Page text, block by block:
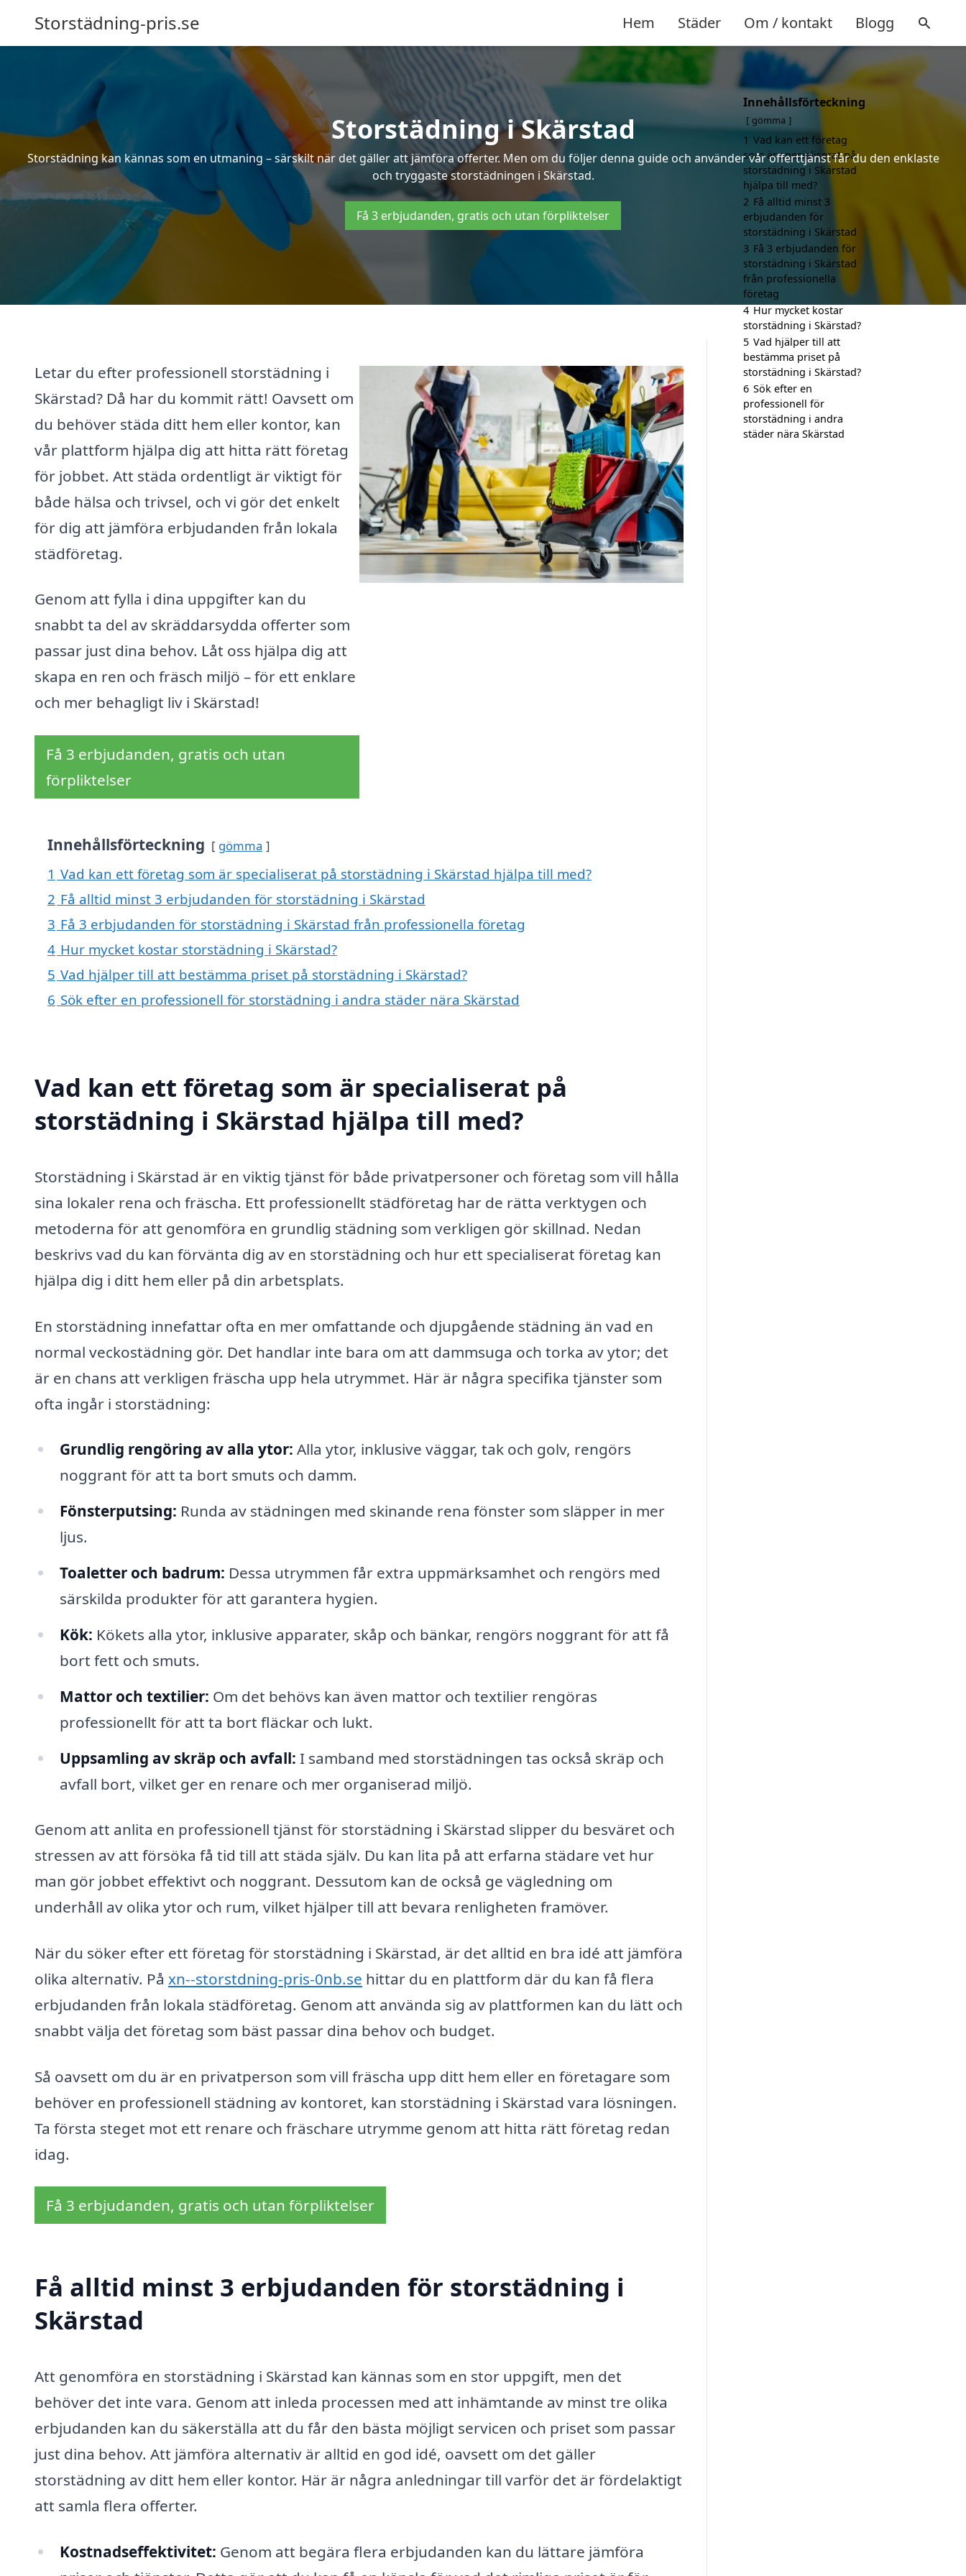
Storstädning-pris.se Hem Städer Om / kontakt Blogg
Storstädning i Skärstad
Storstädning kan kännas som en utmaning – särskilt när det gäller att jämföra offerter. Men om du följer denna guide och använder vår offerttjänst får du den enklaste
och tryggaste storstädningen i Skärstad.
Få 3 erbjudanden, gratis och utan förpliktelser
Letar du efter professionell storstädning i
Skärstad? Då har du kommit rätt! Oavsett om
du behöver städa ditt hem eller kontor, kan
vår plattform hjälpa dig att hitta rätt företag
för jobbet. Att städa ordentligt är viktigt för
både hälsa och trivsel, och vi gör det enkelt
för dig att jämföra erbjudanden från lokala
städföretag.
Genom att fylla i dina uppgifter kan du
snabbt ta del av skräddarsydda offerter som
passar just dina behov. Låt oss hjälpa dig att
skapa en ren och fräsch miljö – för ett enklare
och mer behagligt liv i Skärstad!
Få 3 erbjudanden, gratis och utan
förpliktelser
Innehållsförteckning gömma
1 Vad kan ett företag som är specialiserat på storstädning i Skärstad hjälpa till med?
2 Få alltid minst 3 erbjudanden för storstädning i Skärstad
3 Få 3 erbjudanden för storstädning i Skärstad från professionella företag
4 Hur mycket kostar storstädning i Skärstad?
5 Vad hjälper till att bestämma priset på storstädning i Skärstad?
6 Sök efter en professionell för storstädning i andra städer nära Skärstad
Vad kan ett företag som är specialiserat på
storstädning i Skärstad hjälpa till med?
Storstädning i Skärstad är en viktig tjänst för både privatpersoner och företag som vill hålla
sina lokaler rena och fräscha. Ett professionellt städföretag har de rätta verktygen och
metoderna för att genomföra en grundlig städning som verkligen gör skillnad. Nedan
beskrivs vad du kan förvänta dig av en storstädning och hur ett specialiserat företag kan
hjälpa dig i ditt hem eller på din arbetsplats.
En storstädning innefattar ofta en mer omfattande och djupgående städning än vad en
normal veckostädning gör. Det handlar inte bara om att dammsuga och torka av ytor; det
är en chans att verkligen fräscha upp hela utrymmet. Här är några specifika tjänster som
ofta ingår i storstädning:
Grundlig rengöring av alla ytor: Alla ytor, inklusive väggar, tak och golv, rengörs
noggrant för att ta bort smuts och damm.
Fönsterputsing: Runda av städningen med skinande rena fönster som släpper in mer
ljus.
Toaletter och badrum: Dessa utrymmen får extra uppmärksamhet och rengörs med
särskilda produkter för att garantera hygien.
Kök: Kökets alla ytor, inklusive apparater, skåp och bänkar, rengörs noggrant för att få
bort fett och smuts.
Mattor och textilier: Om det behövs kan även mattor och textilier rengöras
professionellt för att ta bort fläckar och lukt.
Uppsamling av skräp och avfall: I samband med storstädningen tas också skräp och
avfall bort, vilket ger en renare och mer organiserad miljö.
Genom att anlita en professionell tjänst för storstädning i Skärstad slipper du besväret och
stressen av att försöka få tid till att städa själv. Du kan lita på att erfarna städare vet hur
man gör jobbet effektivt och noggrant. Dessutom kan de också ge vägledning om
underhåll av olika ytor och rum, vilket hjälper till att bevara renligheten framöver.
När du söker efter ett företag för storstädning i Skärstad, är det alltid en bra idé att jämföra
olika alternativ. På xn--storstdning-pris-0nb.se hittar du en plattform där du kan få flera
erbjudanden från lokala städföretag. Genom att använda sig av plattformen kan du lätt och
snabbt välja det företag som bäst passar dina behov och budget.
Så oavsett om du är en privatperson som vill fräscha upp ditt hem eller en företagare som
behöver en professionell städning av kontoret, kan storstädning i Skärstad vara lösningen.
Ta första steget mot ett renare och fräschare utrymme genom att hitta rätt företag redan
idag.
Få 3 erbjudanden, gratis och utan förpliktelser
Få alltid minst 3 erbjudanden för storstädning i
Skärstad
Att genomföra en storstädning i Skärstad kan kännas som en stor uppgift, men det
behöver det inte vara. Genom att inleda processen med att inhämtande av minst tre olika
erbjudanden kan du säkerställa att du får den bästa möjligt servicen och priset som passar
just dina behov. Att jämföra alternativ är alltid en god idé, oavsett om det gäller
storstädning av ditt hem eller kontor. Här är några anledningar till varför det är fördelaktigt
att samla flera offerter.
Kostnadseffektivitet: Genom att begära flera erbjudanden kan du lättare jämföra
Innehållsförteckning
gömma
1 Vad kan ett företag
som är specialiserat på
storstädning i Skärstad
hjälpa till med?
2 Få alltid minst 3
erbjudanden för
storstädning i Skärstad
3 Få 3 erbjudanden för
storstädning i Skärstad
från professionella
företag
4 Hur mycket kostar
storstädning i Skärstad?
5 Vad hjälper till att
bestämma priset på
storstädning i Skärstad?
6 Sök efter en
professionell för
storstädning i andra
städer nära Skärstad